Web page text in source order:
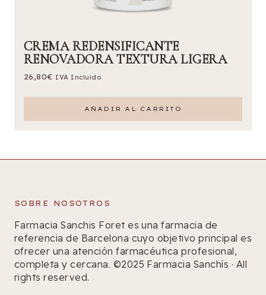
CREMA REDENSIFICANTE
RENOVADORA TEXTURA LIGERA
26,80€ IVA Incluido
AÑADIR AL CARRITO
SOBRE NOSOTROS
Farmacia Sanchis Foret es una farmacia de
referencia de Barcelona cuyo objetivo principal es
ofrecer una atención farmacéutica profesional,
completa y cercana. ©2025 Farmacia Sanchís · All
rights reserved.